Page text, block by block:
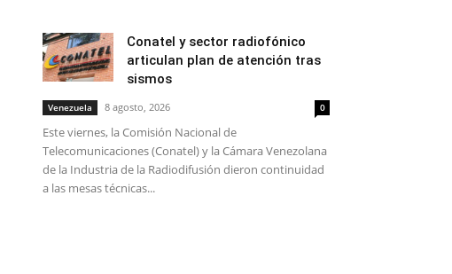
Conatel y sector radiofónico
articulan plan de atención tras
sismos
Venezuela 8 agosto, 2026 0
Este viernes, la Comisión Nacional de
Telecomunicaciones (Conatel) y la Cámara Venezolana
de la Industria de la Radiodifusión dieron continuidad
a las mesas técnicas...